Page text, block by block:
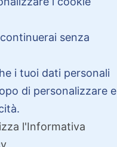
senza
i tuoi dati personali
di personalizzare e
l'Informativa